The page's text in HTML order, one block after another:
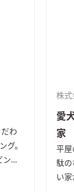
わ
グ。
株式
愛
家
平屋
駄の
い家